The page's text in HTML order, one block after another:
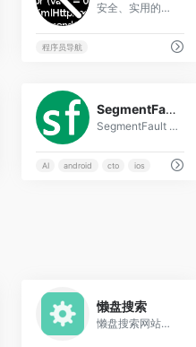
安全、实用的用户脚本大全
程序员导航
企业解决方案
SegmentFault 思否
SegmentFault 思否是中国领先的开发者技术社区。我们以技术问答、技术专栏、技术课程、技术资讯为核心的产品形态，为开发者提供纯粹、高质的技术交流平台。
AI android cto ios
懒盘搜索
懒盘搜索网站提供阿里云盘搜索服务，也提供搜索引擎导航服务。为您提供全网可以搜索阿里云盘的网站的导航。